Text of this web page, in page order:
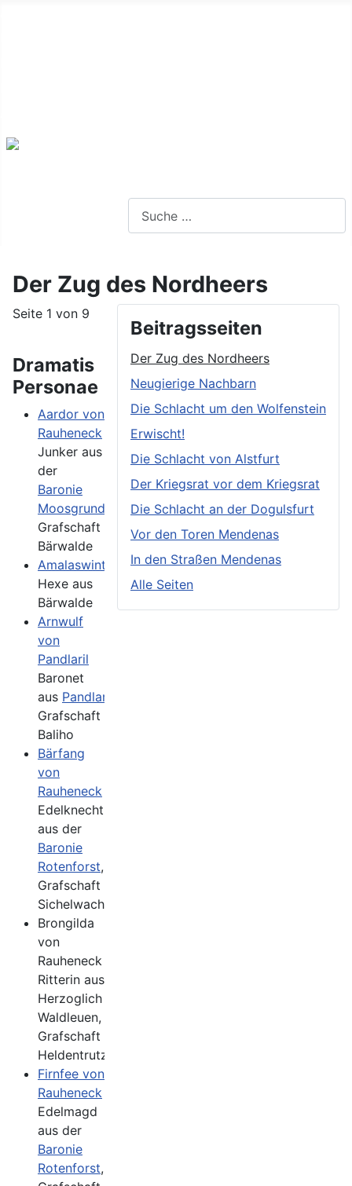
Der Zug des Nordheers
Beitragsseiten
Der Zug des Nordheers
Neugierige Nachbarn
Die Schlacht um den Wolfenstein
Erwischt!
Die Schlacht von Alstfurt
Der Kriegsrat vor dem Kriegsrat
Die Schlacht an der Dogulsfurt
Vor den Toren Mendenas
In den Straßen Mendenas
Alle Seiten
Seite 1 von 9
Dramatis
Personae
Aardor von
Rauheneck
Junker aus
der
Baronie
Moosgrund
Grafschaft
Bärwalde
Amalaswintha
Hexe aus
Bärwalde
Arnwulf
von
Pandlaril
Baronet
aus Pandlaril
Grafschaft
Baliho
Bärfang
von
Rauheneck
Edelknecht
aus der
Baronie
Rotenforst,
Grafschaft
Sichelwacht
Brongilda
von
Rauheneck
Ritterin aus
Herzoglich
Waldleuen,
Grafschaft
Heldentrutz
Firnfee von
Rauheneck
Edelmagd
aus der
Baronie
Rotenforst,